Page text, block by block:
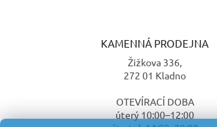
KAMENNÁ PRODEJNA
Žižkova 336,
272 01 Kladno
OTEVÍRACÍ DOBA
úterý 10:00–12:00